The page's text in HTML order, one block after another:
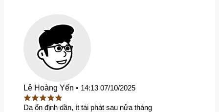
Lê Hoàng Yến • 14:13 07/10/2025
Da ổn định dần, ít tái phát sau nửa tháng